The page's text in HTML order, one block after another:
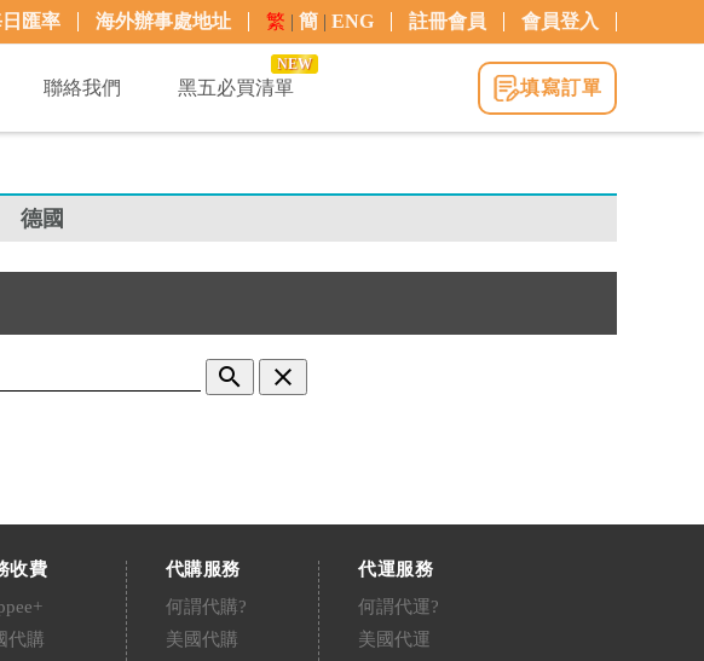
匯率 海外辦事處地址 繁 | 簡 | ENG 註冊會員 會員登入
聯絡我們 黑五必買清單
NEW
填寫訂單
德國
search clear
收費
代購
代購服務
何謂代購?
美國代購
代運服務
何謂代運?
美國代運